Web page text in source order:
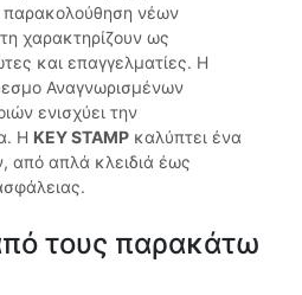
παρακολούθηση νέων
χαρακτηρίζουν ως
και επαγγελματίες. Η
Αναγνωρισμένων
ενισχύει την
Η KEY STAMP καλύπτει ένα
από απλά κλειδιά έως
τους παρακάτω